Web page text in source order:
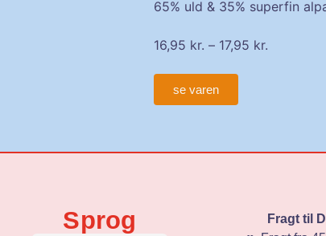
65% uld & 35% superfin
16,95 kr. – 17,95 kr.
se varen
Sprog
Fragt til